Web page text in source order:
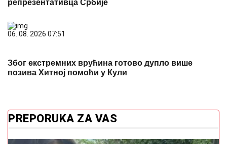
позива Хитној помоћи у Кули
PREPORUKA ZA VAS